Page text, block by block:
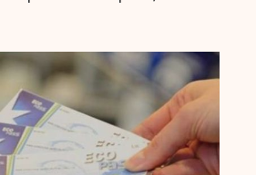
de persoanele cu